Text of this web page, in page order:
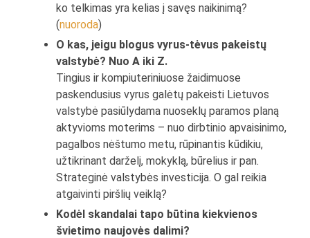
ko telkimas yra kelias į savęs naikinimą?
(nuoroda)
O kas, jeigu blogus vyrus-tėvus pakeistų
valstybė? Nuo A iki Z.
Tingius ir kompiuteriniuose žaidimuose
paskendusius vyrus galėtų pakeisti Lietuvos
valstybė pasiūlydama nuoseklų paramos planą
aktyvioms moterims – nuo dirbtinio apvaisinimo,
pagalbos nėštumo metu, rūpinantis kūdikiu,
užtikrinant darželį, mokyklą, būrelius ir pan.
Strateginė valstybės investicija. O gal reikia
atgaivinti piršlių veiklą?
Kodėl skandalai tapo būtina kiekvienos
švietimo naujovės dalimi?